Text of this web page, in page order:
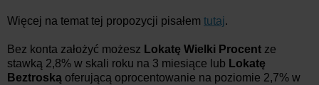
Więcej na temat tej propozycji pisałem tutaj.
Bez konta założyć możesz Lokatę Wielki Procent ze
stawką 2,8% w skali roku na 3 miesiące lub Lokatę
Beztroską oferującą oprocentowanie na poziomie 2,7% w